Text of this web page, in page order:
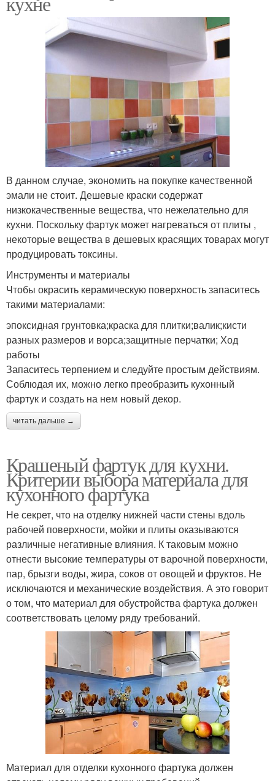
В данном случае, экономить на покупке качественной
эмали не стоит. Дешевые краски содержат
низкокачественные вещества, что нежелательно для
кухни. Поскольку фартук может нагреваться от плиты ,
некоторые вещества в дешевых красящих товарах могут
продуцировать токсины.
Инструменты и материалы
Чтобы окрасить керамическую поверхность запаситесь
такими материалами:
эпоксидная грунтовка;краска для плитки;валик;кисти
разных размеров и ворса;защитные перчатки; Ход
работы
Запаситесь терпением и следуйте простым действиям.
Соблюдая их, можно легко преобразить кухонный
фартук и создать на нем новый декор.
читать дальше →
Крашеный фартук для кухни.
Критерии выбора материала для
кухонного фартука
Не секрет, что на отделку нижней части стены вдоль
рабочей поверхности, мойки и плиты оказываются
различные негативные влияния. К таковым можно
отнести высокие температуры от варочной поверхности,
пар, брызги воды, жира, соков от овощей и фруктов. Не
исключаются и механические воздействия. А это говорит
о том, что материал для обустройства фартука должен
соответствовать целому ряду требований.
Материал для отделки кухонного фартука должен